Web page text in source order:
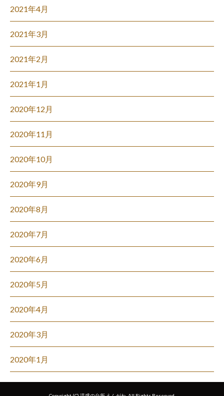
2021年4月
2021年3月
2021年2月
2021年1月
2020年12月
2020年11月
2020年10月
2020年9月
2020年8月
2020年7月
2020年6月
2020年5月
2020年4月
2020年3月
2020年1月